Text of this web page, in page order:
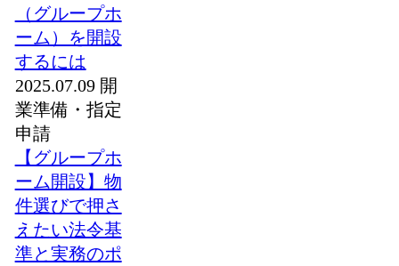
（グループホ
ーム）を開設
するには
2025.07.09 開
業準備・指定
申請
【グループホ
ーム開設】物
件選びで押さ
えたい法令基
準と実務のポ